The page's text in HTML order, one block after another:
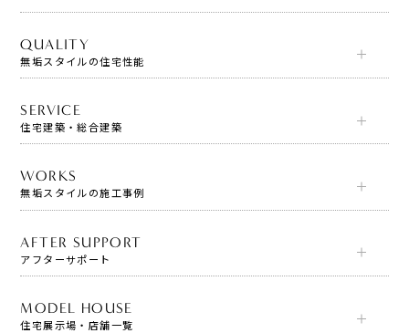
QUALITY
無垢スタイルの住宅性能
SERVICE
住宅建築・総合建築
WORKS
無垢スタイルの施工事例
AFTER SUPPORT
アフターサポート
MODEL HOUSE
住宅展示場・店舗一覧